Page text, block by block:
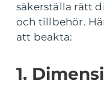
säkerställa rätt
och tillbehör.
att beakta:
1.